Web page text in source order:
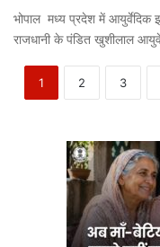
भोपाल मध्य प्रदेश में आयुर्वेदिक
राजधानी के पंडित खुशीलाल
1 2 3